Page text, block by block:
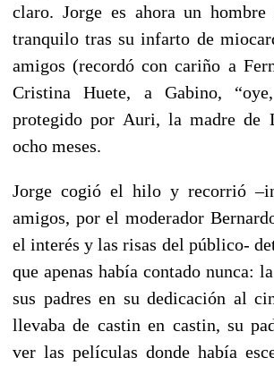
claro. Jorge es ahora un hombre
tranquilo tras su infarto de
amigos (recordó con cariño a
Cristina Huete, a Gabino,
protegido por Auri, la madre de
ocho meses.
Jorge cogió el hilo y recorrió
amigos, por el moderador
el interés y las risas del público-
que apenas había contado nunca:
sus padres en su dedicación al
llevaba de castin en castin, su
ver las películas donde había